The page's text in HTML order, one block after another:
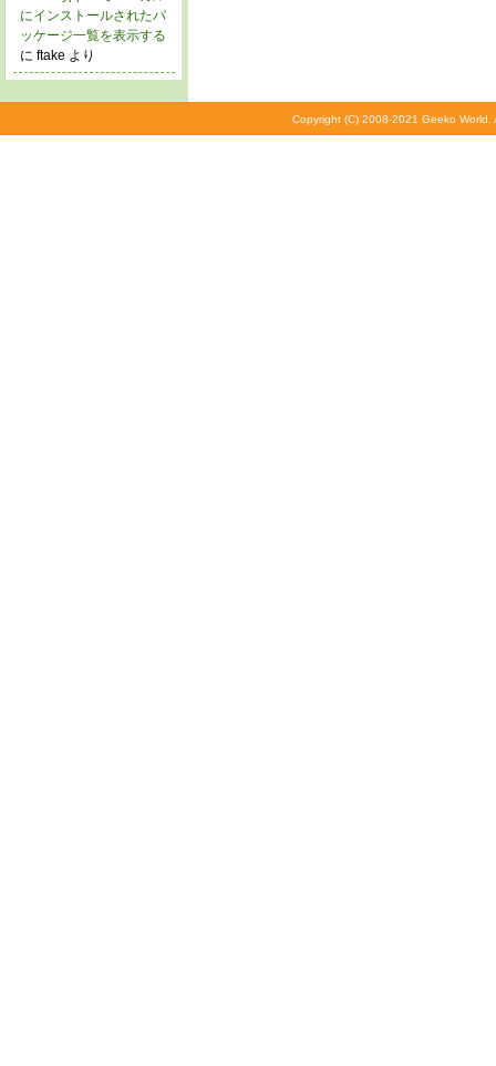
にインストールされたパ
ッケージ一覧を表示する
に ftake より
Copyright (C) 2008-2021 Geeko